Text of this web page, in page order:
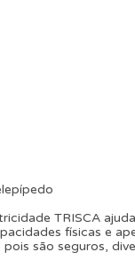
TRISCA
físicas e
são seguros,